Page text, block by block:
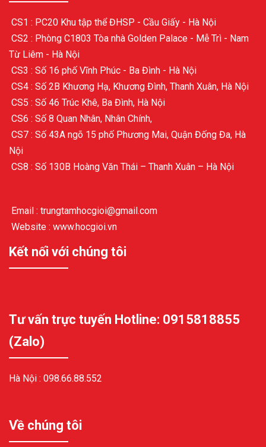
CS1 : PC20 Khu tập thể ĐHSP - Cầu Giấy - Hà Nội
CS2 : Phòng C1803 Tòa nhà Golden Palace - Mễ Trì - Nam
Từ Liêm - Hà Nội
CS3 : Số 16 phố Vĩnh Phúc - Ba Đình - Hà Nội
CS4 : Số 2B Khương Hạ, Khương Đình, Thanh Xuân, Hà Nội
CS5 : Số 46 Trúc Khê, Ba Đình, Hà Nội
CS6 : Số 8 Quan Nhân, Nhân Chính,
CS7 : Số 43A ngõ 15 phố Phương Mai, Quận Đống Đa, Hà
Nội
CS8 : Số 130B Hoàng Văn Thái – Thanh Xuân – Hà Nội
Email : trungtamhocgioi@gmail.com
Website : www.hocgioi.vn
Kết nối với chúng tôi
Tư vấn trực tuyến Hotline: 0915818855
(Zalo)
Hà Nội : 098.66.88.552
Về chúng tôi